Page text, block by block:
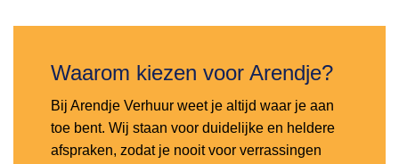
Waarom kiezen voor Arendje?
Bij Arendje Verhuur weet je altijd waar je aan
toe bent. Wij staan voor duidelijke en heldere
afspraken, zodat je nooit voor verrassingen